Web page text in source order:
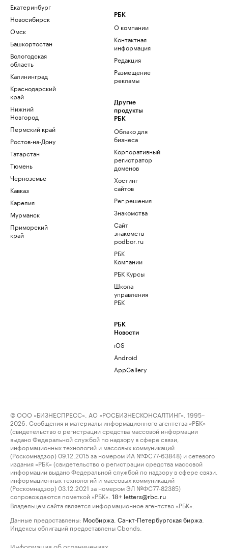
Екатеринбург
Новосибирск
Омск
Башкортостан
Вологодская
область
Калининград
Краснодарский
край
Нижний
Новгород
Пермский край
Ростов-на-Дону
Татарстан
Тюмень
Черноземье
Кавказ
Карелия
Мурманск
Приморский
край
РБК
О компании
Контактная
информация
Редакция
Размещение
рекламы
Другие
продукты
РБК
Облако для
бизнеса
Корпоративный
регистратор
доменов
Хостинг
сайтов
Рег.решения
Знакомства
Сайт
знакомств
podbor.ru
РБК
Компании
РБК Курсы
Школа
управления
РБК
РБК
Новости
iOS
Android
AppGallery
© ООО «БИЗНЕСПРЕСС», АО «РОСБИЗНЕСКОНСАЛТИНГ», 1995–
2026. Сообщения и материалы информационного агентства «РБК»
(свидетельство о регистрации средства массовой информации
выдано Федеральной службой по надзору в сфере связи,
информационных технологий и массовых коммуникаций
(Роскомнадзор) 09.12.2015 за номером ИА №ФС77-63848) и сетевого
издания «РБК» (свидетельство о регистрации средства массовой
информации выдано Федеральной службой по надзору в сфере связи,
информационных технологий и массовых коммуникаций
(Роскомнадзор) 03.12.2021 за номером ЭЛ №ФС77-82385)
сопровождаются пометкой «РБК».
18+ letters@rbc.ru
Владельцем сайта является информационное агентство «РБК».
Данные предоставлены: Мосбиржа Санкт-Петербургская биржа
Индексы облигаций предоставлены Cbonds.